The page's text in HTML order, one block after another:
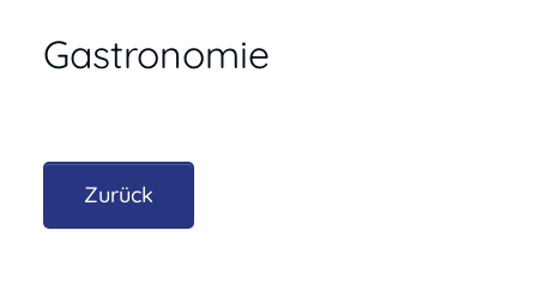
Gastronomie
Zurück